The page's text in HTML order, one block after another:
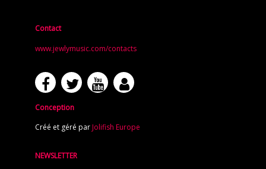
Contact
www.jewlymusic.com/contacts
Conception
Créé et géré par Jolifish Europe
NEWSLETTER